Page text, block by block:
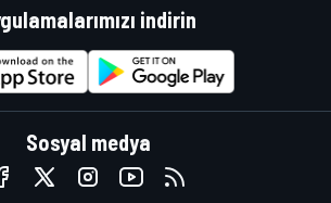
indirin
Sosyal medya